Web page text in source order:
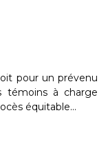
pour un prévenu
témoins à charge
équitable...